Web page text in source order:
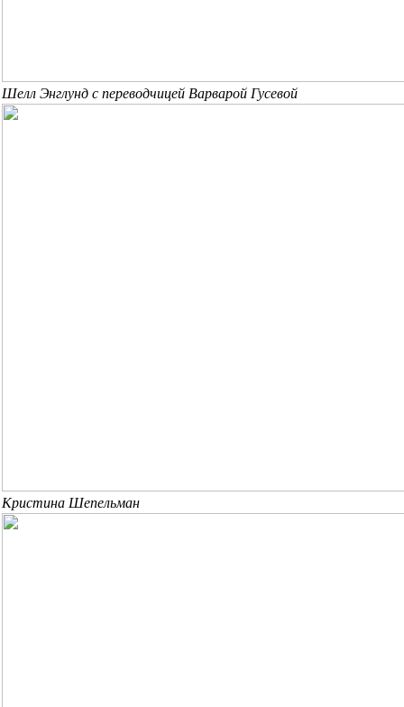
Шелл Энглунд с переводчицей Варварой Гусевой
Кристина Шепельман